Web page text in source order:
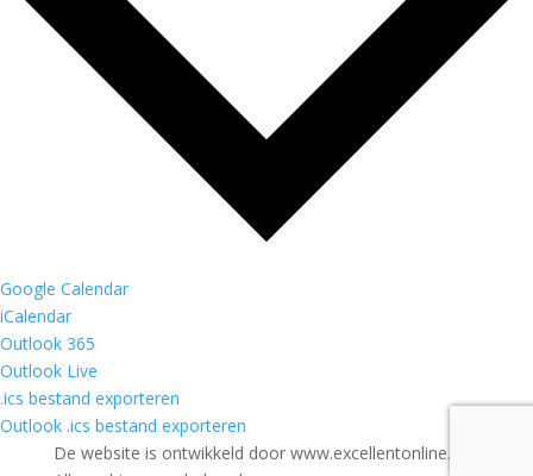
Google Calendar
iCalendar
Outlook 365
Outlook Live
.ics bestand exporteren
Outlook .ics bestand exporteren
De website is ontwikkeld door www.excellentonline.nl -